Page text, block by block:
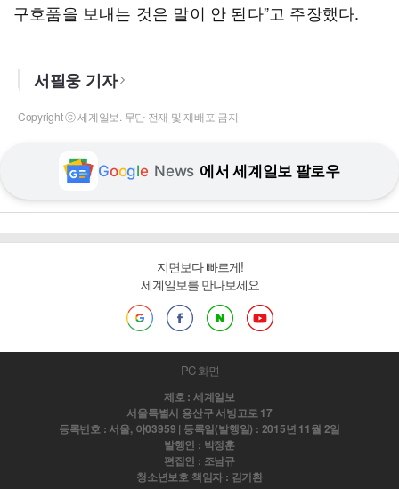
구호품을 보내는 것은 말이 안 된다”고 주장했다.
서필웅 기자
Copyright ⓒ 세계일보. 무단 전재 및 재배포 금지
Google News 에서 세계일보 팔로우
지면보다 빠르게!
세계일보를 만나보세요
PC 화면
제호 : 세계일보
서울특별시 용산구 서빙고로 17
등록번호 : 서울, 아03959 | 등록일(발행일) : 2015년 11월 2일
발행인 : 박정훈
편집인 : 조남규
청소년보호 책임자 : 김기환